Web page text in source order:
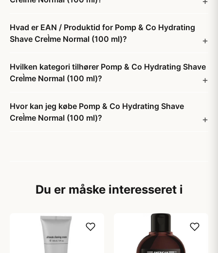
Hvad er EAN / Produktid for Pomp & Co Hydrating
Shave CreÌme Normal (100 ml)?
Hvilken kategori tilhører Pomp & Co Hydrating Shave
CreÌme Normal (100 ml)?
Hvor kan jeg købe Pomp & Co Hydrating Shave
CreÌme Normal (100 ml)?
Du er måske interesseret i